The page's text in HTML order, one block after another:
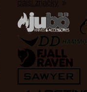
další značky